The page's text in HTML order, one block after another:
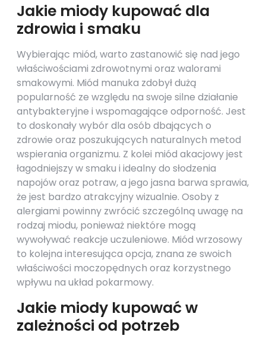
Jakie miody kupować dla
zdrowia i smaku
Wybierając miód, warto zastanowić się nad jego
właściwościami zdrowotnymi oraz walorami
smakowymi. Miód manuka zdobył dużą
popularność ze względu na swoje silne działanie
antybakteryjne i wspomagające odporność. Jest
to doskonały wybór dla osób dbających o
zdrowie oraz poszukujących naturalnych metod
wspierania organizmu. Z kolei miód akacjowy jest
łagodniejszy w smaku i idealny do słodzenia
napojów oraz potraw, a jego jasna barwa sprawia,
że jest bardzo atrakcyjny wizualnie. Osoby z
alergiami powinny zwrócić szczególną uwagę na
rodzaj miodu, ponieważ niektóre mogą
wywoływać reakcje uczuleniowe. Miód wrzosowy
to kolejna interesująca opcja, znana ze swoich
właściwości moczopędnych oraz korzystnego
wpływu na układ pokarmowy.
Jakie miody kupować w
zależności od potrzeb